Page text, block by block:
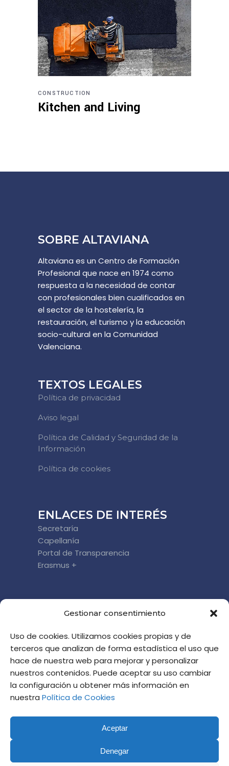
Gestionar consentimiento
Uso de cookies. Utilizamos cookies propias y de
terceros que analizan de forma estadística el uso que
hace de nuestra web para mejorar y personalizar
nuestros contenidos. Puede aceptar su uso cambiar
la configuración u obtener más información en
nuestra Política de Cookies
Aceptar
Denegar
Kitchen and Living
CONSTRUCTION
SOBRE ALTAVIANA
Altaviana es un Centro de Formación
Profesional que nace en 1974 como
respuesta a la necesidad de contar
con profesionales bien cualificados en
el sector de la hostelería, la
restauración, el turismo y la educación
socio-cultural en la Comunidad
Valenciana.
TEXTOS LEGALES
Política de privacidad
Aviso legal
Política de Calidad y Seguridad de la
Información
Política de cookies
ENLACES DE INTERÉS
Secretaría
Capellanía
Portal de Transparencia
Erasmus +
DÓNDE ESTAMOS
c/ Cronista Almela y Vives, 5
46010 Valencia
informacion@altaviana.com
HORARIO DE ATENCIÓN EN JULIO:
DE 8.00 A 14.00 HORAS